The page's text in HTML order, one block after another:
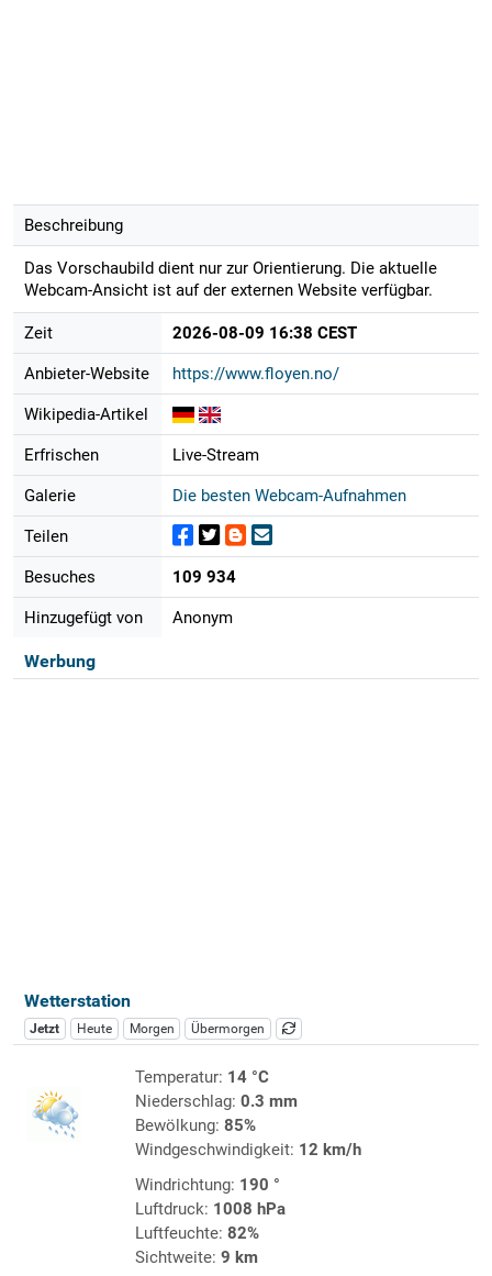
Beschreibung
Das Vorschaubild dient nur zur Orientierung. Die aktuelle
Webcam-Ansicht ist auf der externen Website verfügbar.
Zeit 2026-08-09 16:38 CEST
Anbieter-Website https://www.floyen.no/
Wikipedia-Artikel
Erfrischen Live-Stream
Galerie Die besten Webcam-Aufnahmen
Teilen
Besuches 109 934
Hinzugefügt von Anonym
Werbung
Wetterstation
Jetzt Heute Morgen Übermorgen
Temperatur: 14 °C
Niederschlag: 0.3 mm
Bewölkung: 85%
Windgeschwindigkeit: 12 km/h
Windrichtung: 190 °
Luftdruck: 1008 hPa
Luftfeuchte: 82%
Sichtweite: 9 km